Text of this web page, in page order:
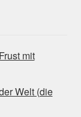
mit
Welt (die